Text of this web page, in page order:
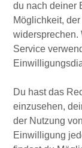
du nach deiner
Möglichkeit,
widersprechen.
Service
Du hast das
einzusehen,
der Nutzung
Einwilligung